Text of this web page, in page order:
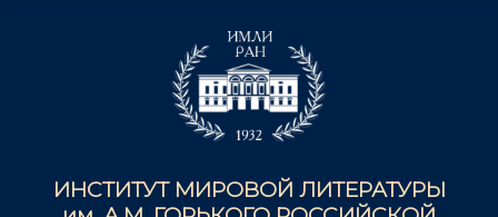
ИНСТИТУТ МИРОВОЙ ЛИТЕРАТУРЫ